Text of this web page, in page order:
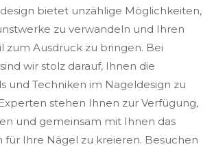
bietet unzählige Möglichkeiten,
zu verwandeln und Ihren
zum Ausdruck zu bringen. Bei
wir stolz darauf, Ihnen die
und Techniken im Nageldesign zu
stehen Ihnen zur Verfügung,
und gemeinsam mit Ihnen das
für Ihre Nägel zu kreieren. Besuchen